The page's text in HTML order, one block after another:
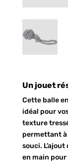
Un jouet
Cette balle
idéal pour
texture
permettant à
souci.
en main